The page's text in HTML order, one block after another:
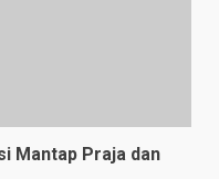
Mantap Praja dan